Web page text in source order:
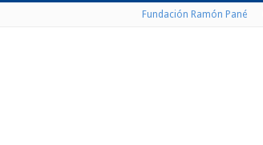
Fundación Ramón Pané